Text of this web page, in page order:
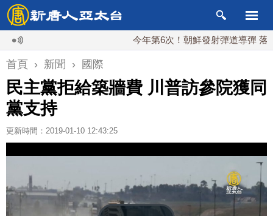
今年第6次！朝鮮發射彈道導彈 落日本
首頁 › 新聞 › 國際
民主黨拒給築牆費 川普訪參院獲同
黨支持
更新時間：2019-01-10 12:43:25